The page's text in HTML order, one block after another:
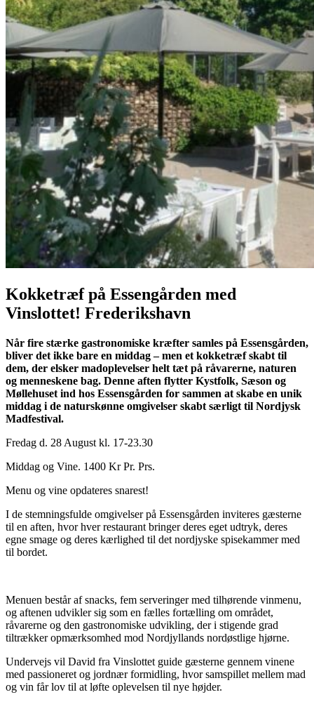
Kokketræf på Essengården med
Vinslottet! Frederikshavn
Når fire stærke gastronomiske kræfter samles på Essensgården,
bliver det ikke bare en middag – men et kokketræf skabt til
dem, der elsker madoplevelser helt tæt på råvarerne, naturen
og menneskene bag. Denne aften flytter Kystfolk, Sæson og
Møllehuset ind hos Essensgården for sammen at skabe en unik
middag i de naturskønne omgivelser skabt særligt til Nordjysk
Madfestival.
Fredag d. 28 August kl. 17-23.30
Middag og Vine. 1400 Kr Pr. Prs.
Menu og vine opdateres snarest!
I de stemningsfulde omgivelser på Essensgården inviteres gæsterne
til en aften, hvor hver restaurant bringer deres eget udtryk, deres
egne smage og deres kærlighed til det nordjyske spisekammer med
til bordet.
Menuen består af snacks, fem serveringer med tilhørende vinmenu,
og aftenen udvikler sig som en fælles fortælling om området,
råvarerne og den gastronomiske udvikling, der i stigende grad
tiltrækker opmærksomhed mod Nordjyllands nordøstlige hjørne.
Undervejs vil David fra Vinslottet guide gæsterne gennem vinene
med passioneret og jordnær formidling, hvor samspillet mellem mad
og vin får lov til at løfte oplevelsen til nye højder.